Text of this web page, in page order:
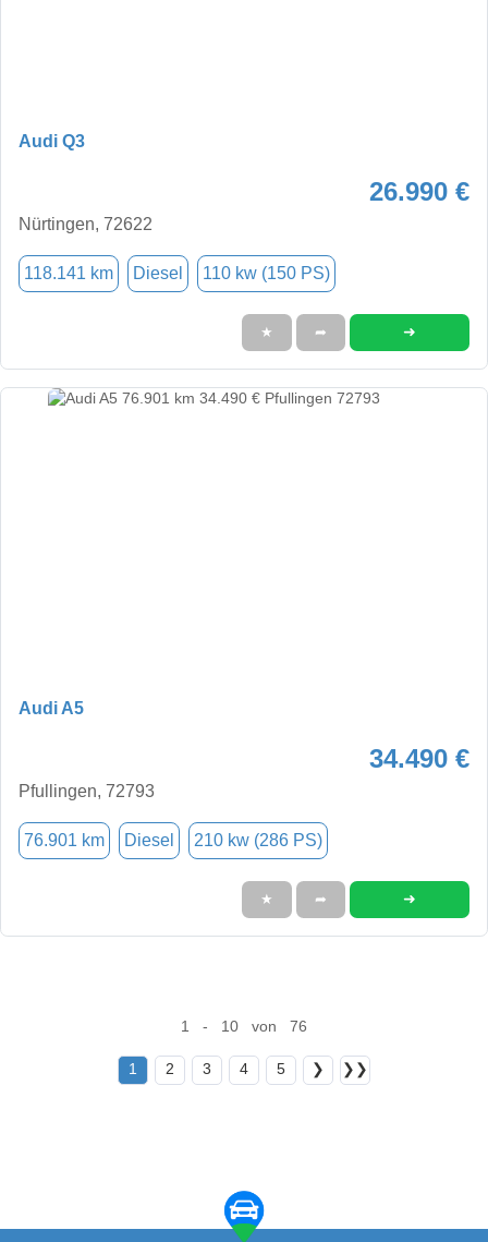
Audi Q3
26.990 €
Nürtingen, 72622
118.141 km Diesel 110 kw (150 PS)
★ ➦ ➜
Audi A5
34.490 €
Pfullingen, 72793
76.901 km Diesel 210 kw (286 PS)
★ ➦ ➜
1 - 10 von 76
1 2 3 4 5 ❯ ❯❯